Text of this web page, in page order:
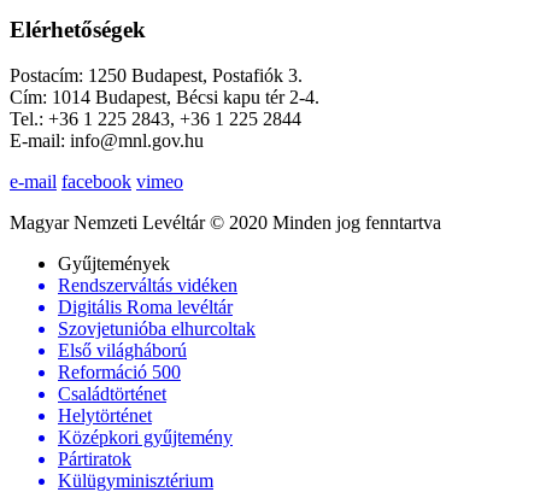
Elérhetőségek
Postacím: 1250 Budapest, Postafiók 3.
Cím: 1014 Budapest, Bécsi kapu tér 2-4.
Tel.: +36 1 225 2843, +36 1 225 2844
E-mail: info@mnl.gov.hu
e-mail facebook vimeo
Magyar Nemzeti Levéltár © 2020 Minden jog fenntartva
Gyűjtemények
Rendszerváltás vidéken
Digitális Roma levéltár
Szovjetunióba elhurcoltak
Első világháború
Reformáció 500
Családtörténet
Helytörténet
Középkori gyűjtemény
Pártiratok
Külügyminisztérium